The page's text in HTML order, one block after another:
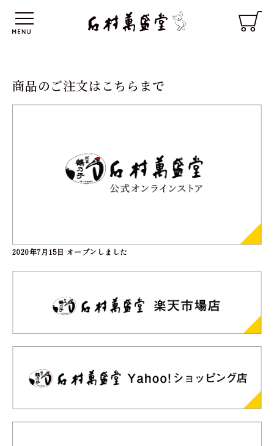
商品のご注文はこちらまで
2020年7月15日 オープンしました